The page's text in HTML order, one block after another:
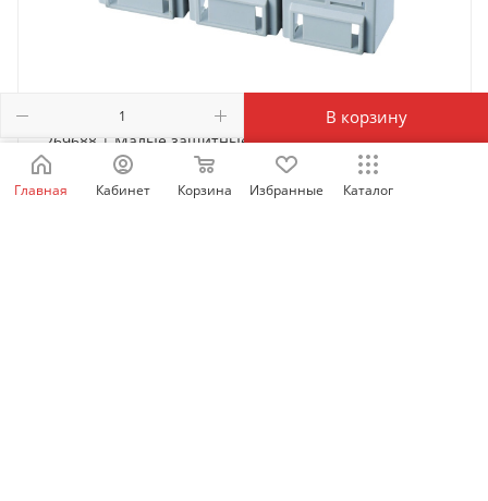
В корзину
269688 | Малые защитные крышки выводов TCВ22-
M8 для NM8N-250 3P, Chint
Есть в наличии: 1976
Главная Кабинет Корзина Избранные Каталог